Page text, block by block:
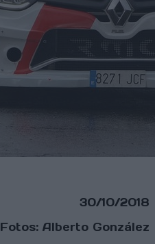
30/10/2018
Fotos: Alberto González